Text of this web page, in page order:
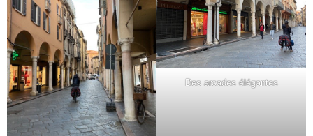
Des arcades élégantes